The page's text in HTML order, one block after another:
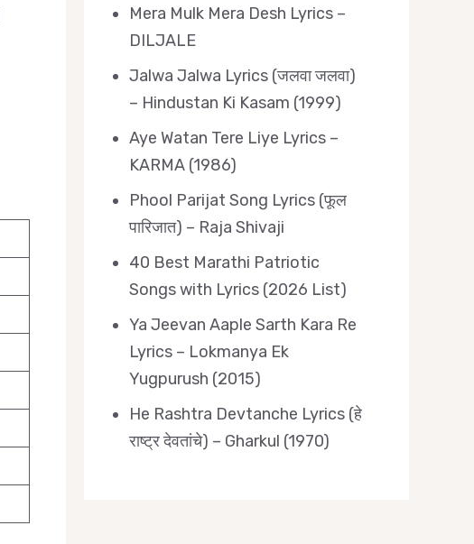
Mera Mulk Mera Desh Lyrics –
DILJALE
Jalwa Jalwa Lyrics (जलवा जलवा)
– Hindustan Ki Kasam (1999)
Aye Watan Tere Liye Lyrics –
KARMA (1986)
Phool Parijat Song Lyrics (फूल
पारिजात) – Raja Shivaji
40 Best Marathi Patriotic
Songs with Lyrics (2026 List)
Ya Jeevan Aaple Sarth Kara Re
Lyrics – Lokmanya Ek
Yugpurush (2015)
He Rashtra Devtanche Lyrics (हे
राष्ट्र देवतांचे) – Gharkul (1970)